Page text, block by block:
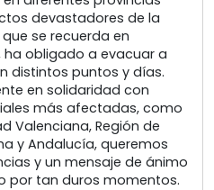
devastadores de la
se recuerda en
obligado a evacuar a
distintos puntos y días.
en solidaridad con
más afectadas, como
Valenciana, Región de
y Andalucía, queremos
y un mensaje de ánimo
por tan duros momentos.